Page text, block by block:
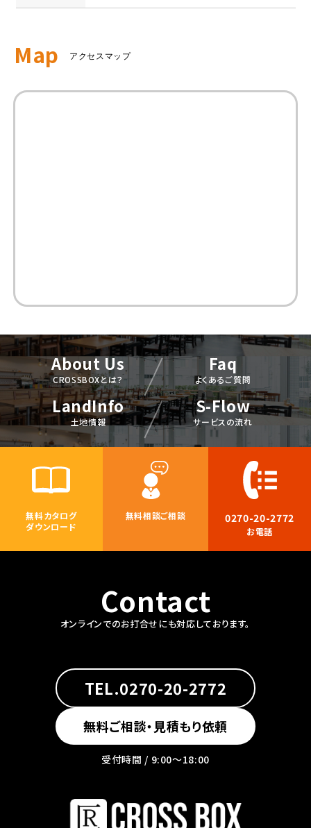
Map アクセスマップ
About Us
CROSSBOXとは？
Faq
よくあるご質問
LandInfo
土地情報
S-Flow
サービスの流れ
無料カタログ
ダウンロード
無料相談ご相談 0270-20-2772
お電話
Contact
オンラインでのお打合せにも対応しております。
TEL.0270-20-2772
無料ご相談・見積もり依頼
受付時間 / 9:00〜18:00